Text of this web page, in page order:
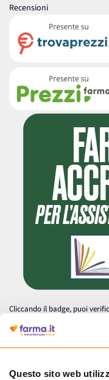
Questo sito web
Recensioni
Cliccando il badge, puoi
autorizzata dal Ministero
medicinali.